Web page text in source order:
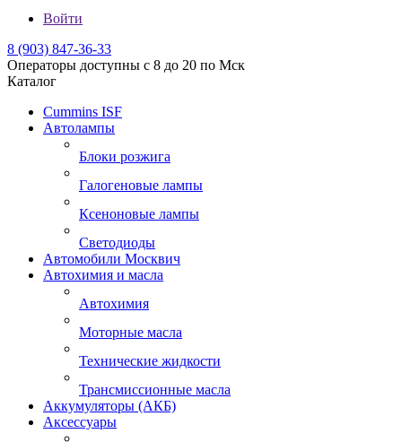
Войти
8 (903) 847-36-33
Операторы доступны с 8 до 20 по Мск
Каталог
Cummins ISF
Автолампы
Блоки розжига
Галогеновые лампы
Ксеноновые лампы
Светодиоды
Автомобили Москвич
Автохимия и масла
Автохимия
Моторные масла
Технические жидкости
Трансмиссионные масла
Аккумуляторы (АКБ)
Аксессуары